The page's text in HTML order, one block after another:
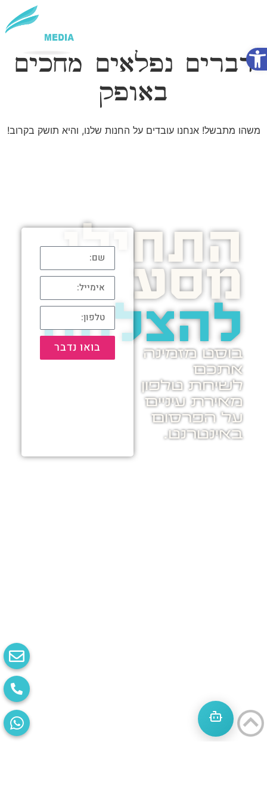
פתח סרגל נגישות
דברים נפלאים מחכים
באופק
משהו מתבשל! אנחנו עובדים על החנות שלנו, והיא תושק בקרוב!
התחילו
מסע
להצלחה
בוסט מזמינה
אתכם
לשיחת טלפון
מאירת עיניים
על הפרסום
באינטרנט.
בואו נדבר